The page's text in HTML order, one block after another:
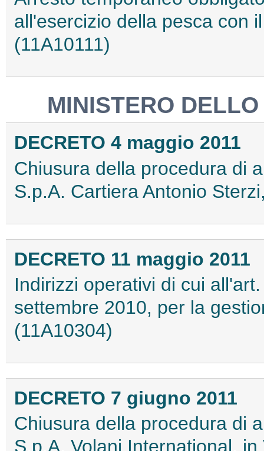
all'esercizio della pesca con
(11A10111)
MINISTERO
DECRETO 4 maggio 2011
Chiusura della procedura di
S.p.A. Cartiera Antonio
DECRETO 11 maggio 2011
Indirizzi operativi di cui
settembre 2010, per la
(11A10304)
DECRETO 7 giugno 2011
Chiusura della procedura di
S.p.A. Volani International,